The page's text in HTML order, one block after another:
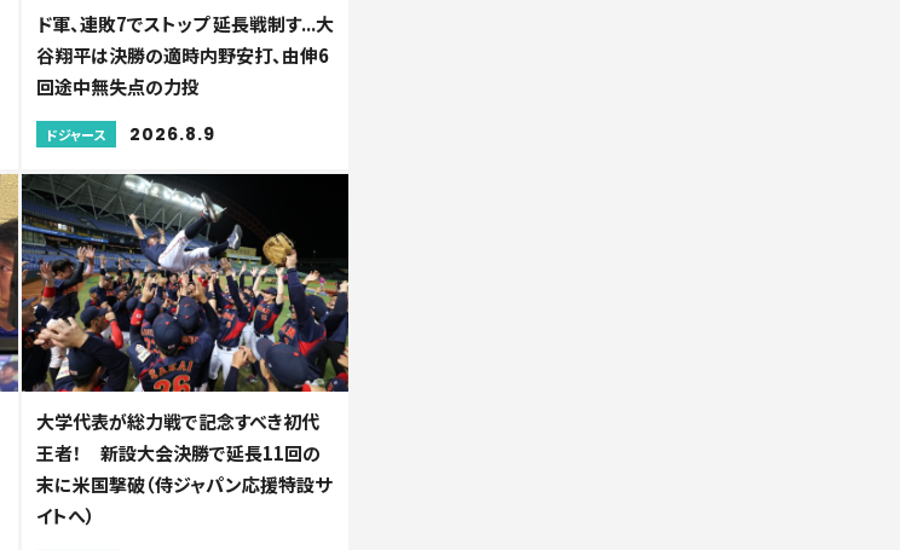
ド軍、連敗7でストップ 延長戦制す...大
谷翔平は決勝の適時内野安打、由伸6
回途中無失点の力投
ドジャース 2026.8.9
大学代表が総力戦で記念すべき初代
王者！ 新設大会決勝で延長11回の
末に米国撃破（侍ジャパン応援特設サ
イトへ）